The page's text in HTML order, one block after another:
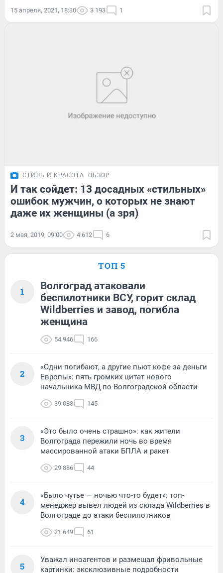
15 апреля, 2021, 18:30 3 193 1
СТИЛЬ И КРАСОТА ОБЗОР
И так сойдет: 13 досадных «стильных»
ошибок мужчин, о которых не знают
даже их женщины (а зря)
2 мая, 2019, 09:00 4 612 6
ТОП 5
1
Волгоград атаковали
беспилотники ВСУ, горит склад
Wildberries и завод, погибла
женщина
54 946 166
2
«Одни погибают, а другие пьют кофе за деньги
Европы»: пять громких цитат нового
начальника МВД по Волгоградской области
39 088 145
3
«Это было очень страшно»: как жители
Волгограда пережили ночь во время
массированной атаки БПЛА и ракет
29 886 44
4
«Было чутье — ночью что-то будет»: топ-
менеджер вывел людей из склада Wildberries в
Волгограде до атаки беспилотников
21 649 61
5
Уважал иноагентов и размещал фривольные
картинки: эксклюзивные подробности